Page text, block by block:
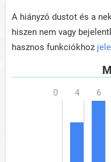
A hiányzó dustot és a
hiszen nem vagy
hasznos funkciókhoz